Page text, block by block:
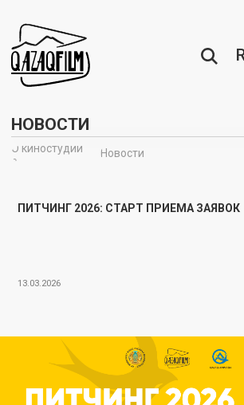
НОВОСТИ
ПИТЧИНГ 2026: СТАРТ ПРИЕМА ЗАЯВОК
13.03.2026
ТО «Казаханимация» объявляет о начале приема заявок на